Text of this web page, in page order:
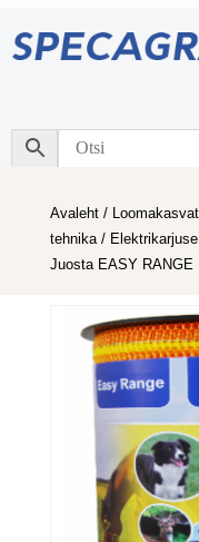
Avaleht/
tehnika/
Juosta EASY RANGE